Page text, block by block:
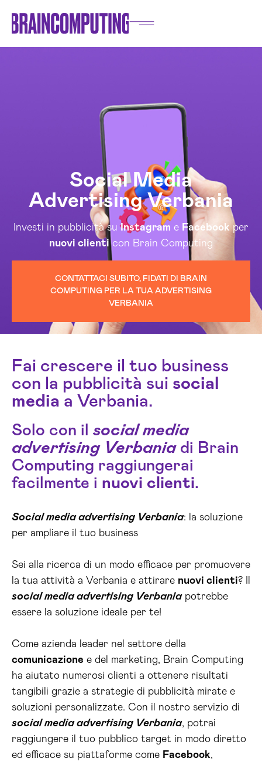
Social Media
Advertising Verbania
Investi in pubblicità suInstagram e Facebookper
nuovi clienticon Brain Computing
CONTATTACI SUBITO, FIDATI DI BRAIN
COMPUTING PER LA TUA ADVERTISING
VERBANIA
Fai crescere il tuo business
con la pubblicità sui social
media a Verbania.
Solo con il social media
advertising Verbaniadi Brain
Computing raggiungerai
facilmente i nuovi clienti.
Social media advertising Verbania: la soluzione
per ampliare il tuo business
Sei alla ricerca di un modo efficace per promuovere
la tua attività a Verbania e attirare nuovi clienti? Il
social media advertising Verbaniapotrebbe
essere la soluzione ideale per te!
Come azienda leader nel settore della
comunicazione e del marketing, Brain Computing
ha aiutato numerosi clienti a ottenere risultati
tangibili grazie a strategie di pubblicità mirate e
soluzioni personalizzate. Con il nostro servizio di
social media advertising Verbania, potrai
raggiungere il tuo pubblico target in modo diretto
ed efficace su piattaforme come Facebook,